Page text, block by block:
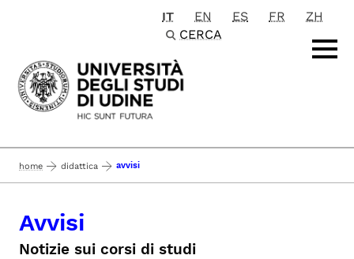
Passa al contenuto principale
IT EN ES FR
ZH
CERCA
home didattica avvisi
Avvisi
Notizie sui corsi di studi